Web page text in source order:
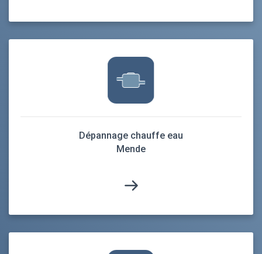
Dépannage chauffe eau
Mende